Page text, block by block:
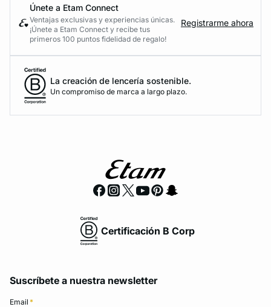
Únete a Etam Connect
Ventajas exclusivas y experiencias únicas.
¡Únete a Etam Connect y recibe tus
primeros 100 puntos fidelidad de regalo!
Registrarme ahora
La creación de lencería sostenible.
Un compromiso de marca a largo plazo.
Certificación B Corp
Suscríbete a nuestra newsletter
Email *